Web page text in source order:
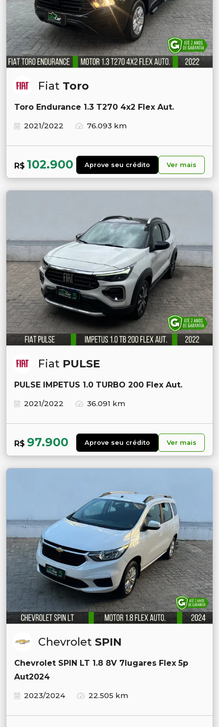
Fiat Toro
Toro Endurance 1.3 T270 4x2 Flex Aut.
2021/2022
76.093 km
R$ 102.900 Aprove seu crédito Ver mais
Fiat PULSE
PULSE IMPETUS 1.0 TURBO 200 Flex Aut.
2021/2022
36.091 km
R$ 97.900 Aprove seu crédito Ver mais
Chevrolet SPIN
Chevrolet SPIN LT 1.8 8V 7lugares Flex 5p
Aut2024
2023/2024
22.505 km